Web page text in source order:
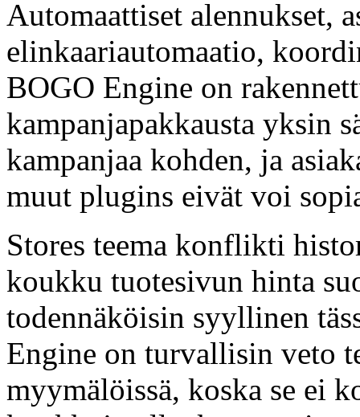
Automaattiset alennukset,
elinkaariautomaatio,
BOGO Engine on
kampanjapakkausta yksin
kampanjaa kohden, ja
muut plugins eivät voi
Stores teema konflikti
koukku tuotesivun hinta
todennäköisin syyllinen
Engine on turvallisin veto
myymälöissä, koska se ei